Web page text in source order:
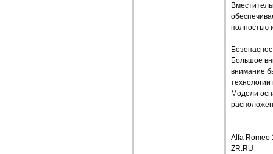
полностью
Большое
внимание
Модели
Alfa
ZR.RU